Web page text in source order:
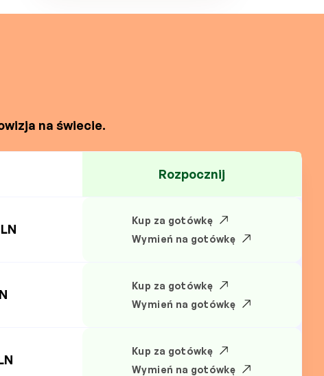
na świecie.
Rozpocznij
Kup za gotówkę
Wymień na gotówkę
Kup za gotówkę
Wymień na gotówkę
Kup za gotówkę
Wymień na gotówkę